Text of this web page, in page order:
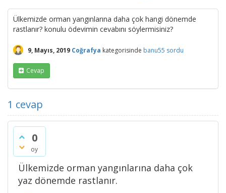
Ülkemizde orman yangınlarına daha çok hangi dönemde
rastlanır? konulu ödevimin cevabını söylermisiniz?
9, Mayıs, 2019 Coğrafya kategorisinde banu55 sordu
Cevap
1 cevap
0
oy
Ülkemizde orman yangınlarına daha çok
yaz dönemde rastlanır.